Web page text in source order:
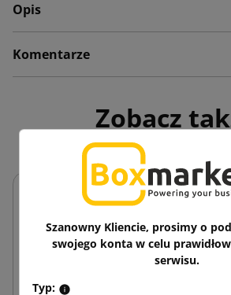
Opis
Komentarze
Zobacz
Szanowny Kliencie, prosimy o
swojego konta w celu
serwisu.
Typ: